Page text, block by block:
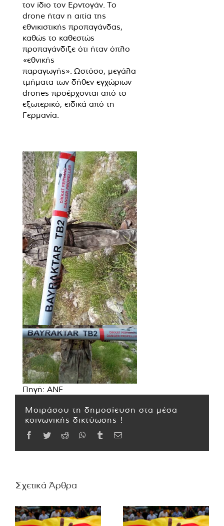
τον ίδιο τον Ερντογάν. Το
drone ήταν η αιτία της
εθνικιστικής προπαγάνδας,
καθώς το καθεστώς
προπαγάνδιζε ότι ήταν όπλο
«εθνικής
παραγωγής». Ωστόσο, μεγάλα
τμήματα των δήθεν εγχώριων
drones προέρχονται από το
εξωτερικό, ειδικά από τη
Γερμανία.
Πηγή: ANF
Μοιράσου τη δημοσίευση στα μέσα
κοινωνικής δικτύωσης !
Facebook
TwitterReddit WhatsApp
TumblrEmail
Σχετικά Άρθρα